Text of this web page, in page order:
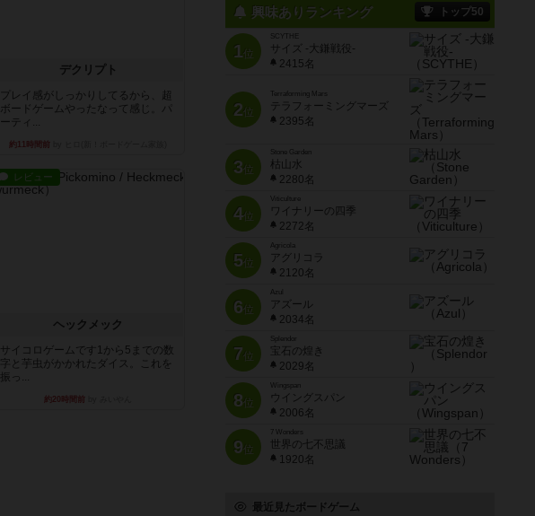
デクリプト
プレイ感がしっかりしてるから、超
ボードゲームやったなって感じ。パ
ーティ...
約11時間前
レビュー
ヘックメック
サイコロゲームです1から5までの数
字と芋虫がかかれたダイス。これを
振っ...
約20時間前
興味ありランキング トップ50
1位
SCYTHE
サイズ -大鎌戦役-
2415名
2位
Terraforming Mars
テラフォーミングマーズ
2395名
3位
Stone Garden
枯山水
2280名
4位
Viticulture
ワイナリーの四季
2272名
5位
Agricola
アグリコラ
2120名
6位
Azul
アズール
2034名
7位
宝石の煌き
2029名
8位
Wingspan
ウイングスパン
2006名
9位
7 Wonders
世界の七不思議
1920名
最近見たボードゲーム